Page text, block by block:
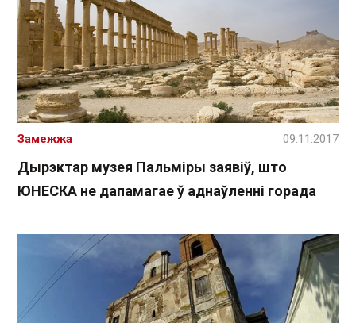
Дырэктар музея Пальміры заявіў, што
ЮНЕСКА не дапамагае ў аднаўленні горада
Замежжа 09.11.2017